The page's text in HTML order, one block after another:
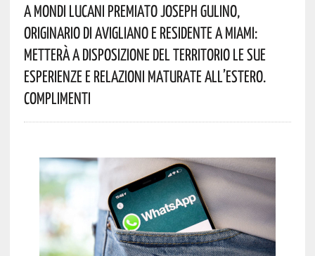
A Mondi Lucani Premiato Joseph Gulino,
Originario Di Avigliano E Residente A Miami:
Metterà A Disposizione Del Territorio Le Sue
Esperienze E Relazioni Maturate All’estero.
Complimenti